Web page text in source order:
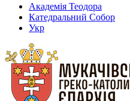
Академія Теодора
Катедральний Собор
Укр